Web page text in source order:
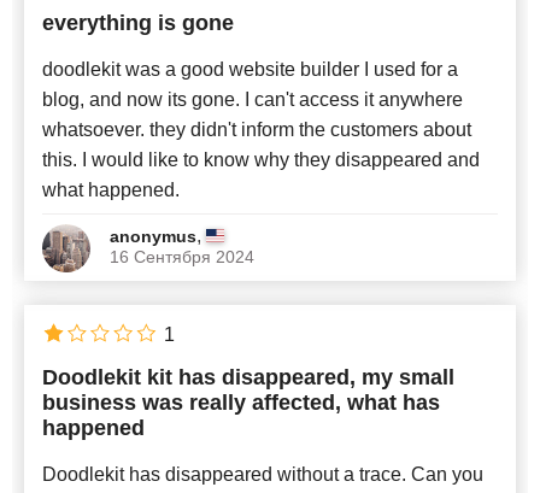
everything is gone
doodlekit was a good website builder I used for a
blog, and now its gone. I can't access it anywhere
whatsoever. they didn't inform the customers about
this. I would like to know why they disappeared and
what happened.
anonymus,
16 Сентября 2024
Doodlekit kit has disappeared, my small
business was really affected, what has
happened
Doodlekit has disappeared without a trace. Can you
1